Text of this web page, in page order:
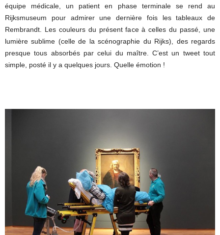
équipe médicale, un patient en phase terminale se rend au
Rijksmuseum pour admirer une dernière fois les tableaux de
Rembrandt. Les couleurs du présent face à celles du passé, une
lumière sublime (celle de la scénographie du Rijks), des regards
presque tous absorbés par celui du maître. C’est un tweet tout
simple, posté il y a quelques jours. Quelle émotion !